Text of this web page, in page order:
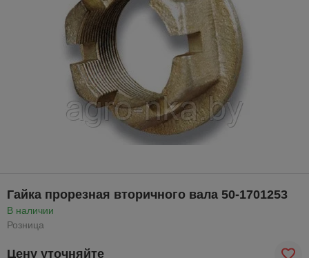
Гайка прорезная вторичного вала 50-1701253
В наличии
Розница
Цену уточняйте